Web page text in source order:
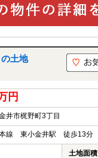
土地
円
井市梶野町3丁目
本線 東小金井駅 徒歩13分
土地面積